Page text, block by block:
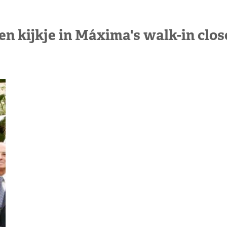
kijkje in Máxima's walk-in